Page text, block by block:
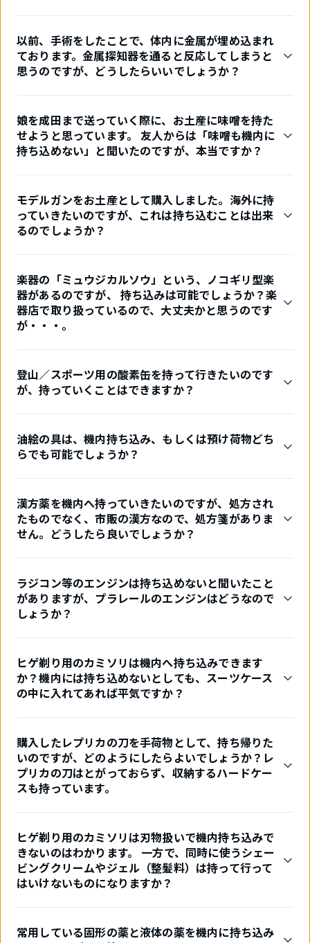
以前、手術をしたことで、体内に金属が埋め込まれ
ております。金属探知器を通ると反応してしまうと
思うのですが、どうしたらいいでしょうか？
娘を成田まで送っていく際に、お土産に味噌を持た
せようと思っています。 友人からは「味噌も機内に
持ち込めない」と聞いたのですが、本当ですか？
モデルガンをお土産として購入しました。海外に持
っていきたいのですが、これは持ち込むことは出来
るのでしょうか？
楽器の「ミュウジカルソウ」という、ノコギリ型楽
器があるのですが、 持ち込みは可能でしょうか？楽
器店で取り扱っているので、大丈夫かと思うのです
が・・・。
登山／スポーツ用の酸素缶を持って行きたいのです
が、持っていくことはできますか？
油絵の具は、機内持ち込み、もしくは預け荷物どち
らでも可能でしょうか？
漢方薬を機内へ持っていきたいのですが、処方され
たものでなく、市販の漢方なので、処方箋がありま
せん。どうしたら良いでしょうか？
ラジコン等のエンジンは持ち込めないと聞いたこと
がありますが、プラレールのエンジンはどうなので
しょうか？
ヒゲ剃り用のカミソリは機内へ持ち込みできます
か？機内には持ち込めないとしても、スーツケース
の中に入れてあれば平気ですか？
購入したレプリカの刀を手荷物として、持ち帰りた
いのですが、どのようにしたらよいでしょうか？レ
プリカの刀はとがっておらず、収納するハードケー
スも持っています。
ヒゲ剃り用のカミソリは刃物扱いで機内持ち込みで
きないのはわかります。 一方で、同時に使うシェー
ビングクリームやジェル（整髪料）は持って行って
はいけないものになりますか？
常用している固形の薬と液体の薬を機内に持ち込み